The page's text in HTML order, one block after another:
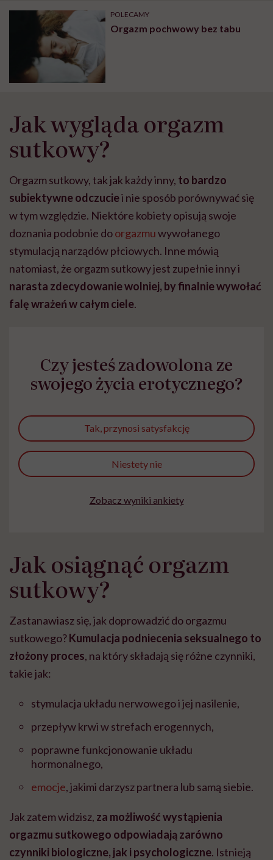
może chyba tylko
głupota i brak
wyobraźni"
pracy
POLECAMY
Orgazm pochwowy bez tabu
Jak wygląda orgazm
sutkowy?
Orgazm sutkowy, tak jak każdy inny, to bardzo
subiektywne odczuciei nie sposób porównywać się
w tym względzie. Niektóre kobiety opisują swoje
doznania podobnie doorgazmuwywołanego
stymulacją narządów płciowych. Inne mówią
natomiast, że orgazm sutkowy jest zupełnie inny i
narasta zdecydowanie wolniej, by finalnie wywołać
falę wrażeń w całym ciele.
Czy jesteś zadowolona ze
swojego życia erotycznego?
Tak, przynosi satysfakcję
Niestety nie
Zobacz wyniki ankiety
Jak osiągnąć orgazm
sutkowy?
Zastanawiasz się, jak doprowadzić do orgazmu
sutkowego?Kumulacja podniecenia seksualnego to
złożony proces, na który składają się różne czynniki,
takie jak:
stymulacja układu nerwowego i jej nasilenie,
przepływ krwi w strefach erogennych,
poprawne funkcjonowanie układu
hormonalnego,
emocje, jakimi darzysz partnera lub samą siebie.
Jak zatem widzisz, za możliwość wystąpienia
orgazmu sutkowego odpowiadają zarówno
czynniki biologiczne, jak i psychologiczne. Istnieją